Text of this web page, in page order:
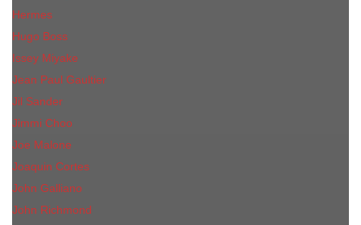
Hermes
Hugo Boss
Issey Miyake
Jean Paul Gaultier
Jil Sander
Jimmi Choo
Jое Malоnе
Joaquin Cortes
John Galliano
John Richmond